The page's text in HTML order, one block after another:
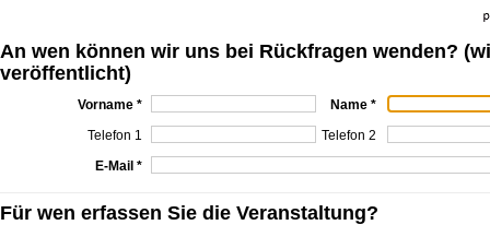
An wen können wir uns bei Rückfragen wenden?
veröffentlicht)
Vorname *
Name *
Telefon 1
Telefon 2
E-Mail *
Für wen erfassen Sie die Veranstaltung?